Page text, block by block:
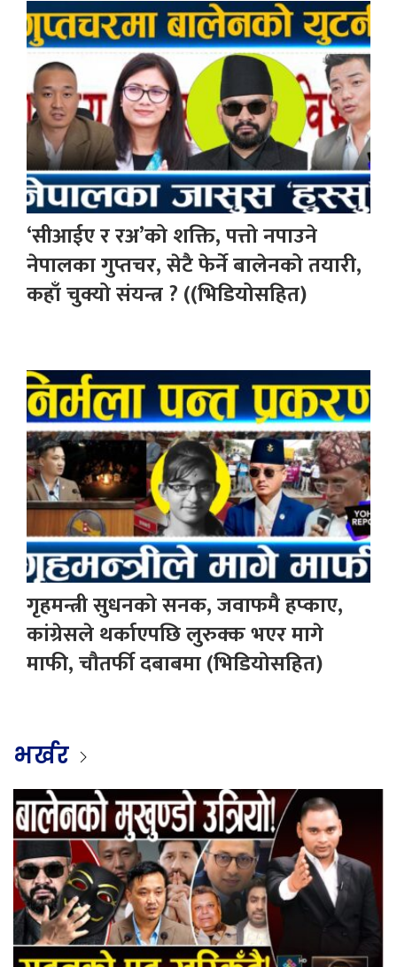
‘सीआईए र रअ’को शक्ति, पत्तो नपाउने
नेपालका गुप्तचर, सेटै फेर्ने बालेनको तयारी,
कहाँ चुक्यो संयन्त्र ? ((भिडियोसहित)
गृहमन्त्री सुधनको सनक, जवाफमै हप्काए,
कांग्रेसले थर्काएपछि लुरुक्क भएर मागे
माफी, चौतर्फी दबाबमा (भिडियोसहित)
भर्खर